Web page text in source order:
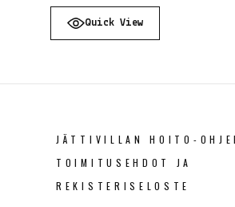
Quick View
JÄTTIVILLAN HOITO-
TOIMITUSEHDOT JA
REKISTERISELOSTE